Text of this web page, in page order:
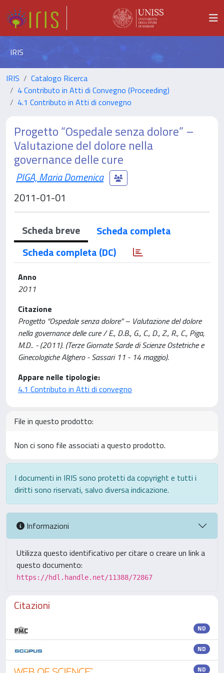
IRIS
IRIS
Catalogo Ricerca
4 Contributo in Atti di Convegno (Proceeding)
4.1 Contributo in Atti di convegno
Progetto “Ospedale senza dolore” –
Valutazione del dolore nella
governance delle cure
PIGA, Maria Domenica
2011-01-01
Scheda breve
Scheda completa
Scheda completa (DC)
Anno
2011
Citazione
Progetto “Ospedale senza dolore” – Valutazione del dolore
nella governance delle cure / E., D.B., G., C., D., Z., R., C., Piga,
M.D.. - (2011). (Terze Giornate Sarde di Scienze Ostetriche e
Ginecologiche Alghero - Sassari 11 - 14 maggio).
Appare nelle tipologie:
4.1 Contributo in Atti di convegno
File in questo prodotto:
Non ci sono file associati a questo prodotto.
I documenti in IRIS sono protetti da copyright e tutti i
diritti sono riservati, salvo diversa indicazione.
Informazioni
Utilizza questo identificativo per citare o creare un link a
questo documento:
https://hdl.handle.net/11388/72867
Citazioni
ND
ND
ND